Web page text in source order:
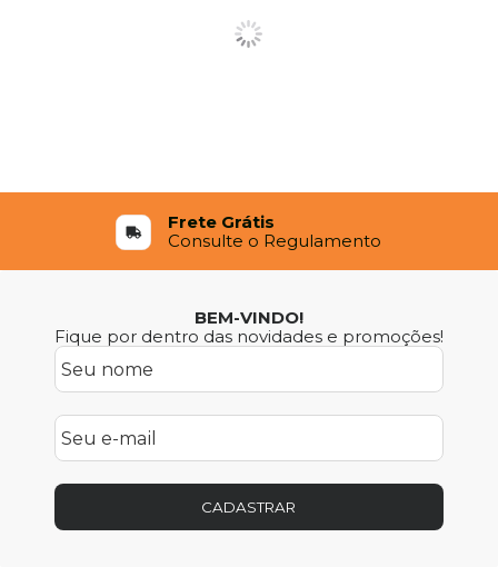
Frete Grátis
Consulte o Regulamento
BEM-VINDO!
Fique por dentro das novidades e promoções!
CADASTRAR